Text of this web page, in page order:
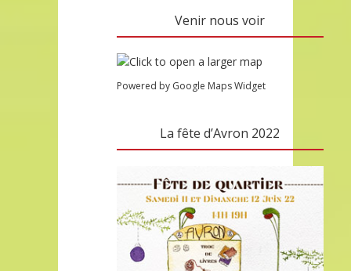
Venir nous voir
Powered by Google Maps Widget
La fête d’Avron 2022